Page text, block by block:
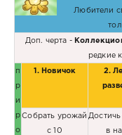
Любители
Доп. черта -
редкие
п
р
и
р
о
1. Новичок 2.
Собрать урожай
с 10 в